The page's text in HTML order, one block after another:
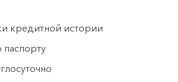
кредитной истории